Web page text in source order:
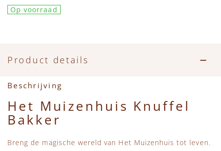
Accessoires
Zwemkleding
Speelgoed
Tassen
Verzorgingsproducten
Beren
MarMar Copenhagen
+1 in the family
New Balance
Piupiuchick
Play Up
Op voorraad
Product details
Beschrijving
Het Muizenhuis Knuffel
Bakker
Breng de magische wereld van Het Muizenhuis tot leven.